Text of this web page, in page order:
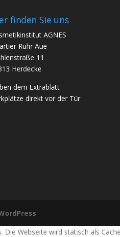
finden Sie uns
AGNES
Ruhr Aue
11
Herdecke
dem Extrablatt
direkt vor der Tür
Webseite wird statisch als